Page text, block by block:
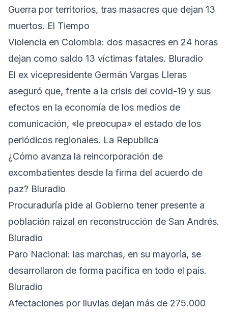
Guerra por territorios, tras masacres que dejan 13
muertos. El Tiempo
Violencia en Colombia: dos masacres en 24 horas
dejan como saldo 13 víctimas fatales. Bluradio
El ex vicepresidente Germán Vargas Lleras
aseguró que, frente a la crisis del covid-19 y sus
efectos en la economía de los medios de
comunicación, «le preocupa» el estado de los
periódicos regionales. La Republica
¿Cómo avanza la reincorporación de
excombatientes desde la firma del acuerdo de
paz? Bluradio
Procuraduría pide al Gobierno tener presente a
población raizal en reconstrucción de San Andrés.
Bluradio
Paro Nacional: las marchas, en su mayoría, se
desarrollaron de forma pacífica en todo el país.
Bluradio
Afectaciones por lluvias dejan más de 275.000